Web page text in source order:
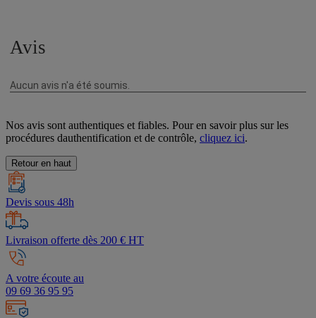
Nos avis sont authentiques et fiables. Pour en savoir plus sur les
procédures dauthentification et de contrôle, cliquez ici.
Retour en haut
Devis sous 48h
Livraison offerte dès 200 € HT
A votre écoute au
09 69 36 95 95